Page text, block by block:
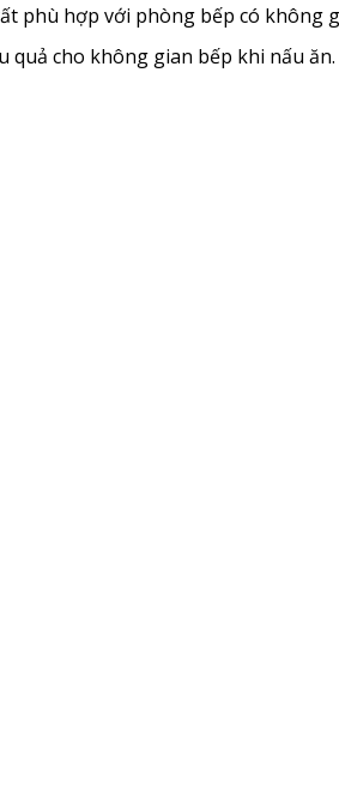
phù hợp với phòng bếp có không
quả cho không gian bếp khi nấu ăn.